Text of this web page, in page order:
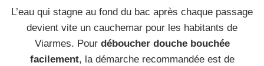
L’eau qui stagne au fond du bac après chaque passage
devient vite un cauchemar pour les habitants de
Viarmes. Pour déboucher douche bouchée
facilement, la démarche recommandée est de